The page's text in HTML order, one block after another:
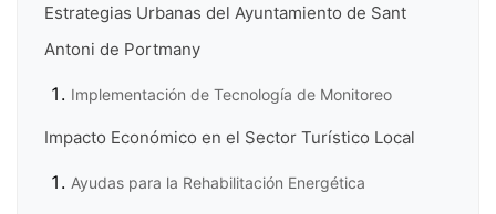
Estrategias Urbanas del Ayuntamiento de Sant
Antoni de Portmany
Implementación de Tecnología de Monitoreo
Impacto Económico en el Sector Turístico Local
Ayudas para la Rehabilitación Energética